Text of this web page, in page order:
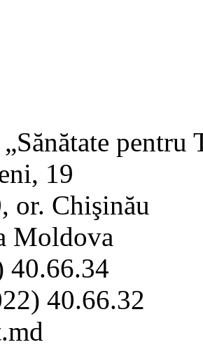
pentru
19
or. Chişinău
Moldova
40.66.34
40.66.32